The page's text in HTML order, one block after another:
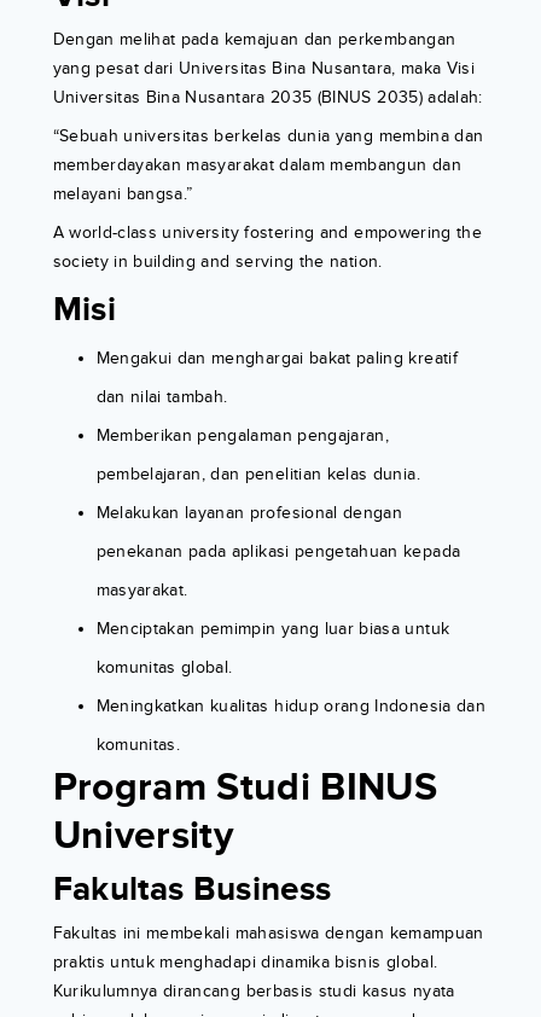
Dengan melihat pada kemajuan dan perkembangan
yang pesat dari Universitas Bina Nusantara, maka Visi
Universitas Bina Nusantara 2035 (BINUS 2035) adalah:
“Sebuah universitas berkelas dunia yang membina dan
memberdayakan masyarakat dalam membangun dan
melayani bangsa.”
A world-class university fostering and empowering the
society in building and serving the nation.
Misi
Mengakui dan menghargai bakat paling kreatif
dan nilai tambah.
Memberikan pengalaman pengajaran,
pembelajaran, dan penelitian kelas dunia.
Melakukan layanan profesional dengan
penekanan pada aplikasi pengetahuan kepada
masyarakat.
Menciptakan pemimpin yang luar biasa untuk
komunitas global.
Meningkatkan kualitas hidup orang Indonesia dan
komunitas.
Program Studi BINUS
University
Fakultas Business
Fakultas ini membekali mahasiswa dengan kemampuan
praktis untuk menghadapi dinamika bisnis global.
Kurikulumnya dirancang berbasis studi kasus nyata